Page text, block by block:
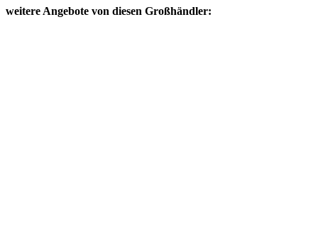
weitere Angebote von diesen Großhändler: